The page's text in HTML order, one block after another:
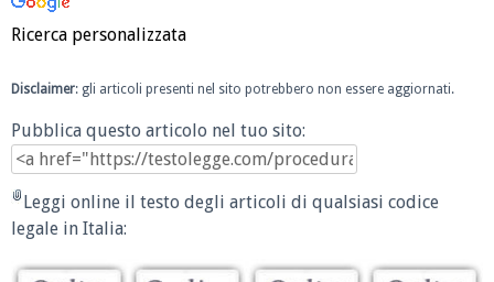
Ricerca personalizzata
Disclaimer: gli articoli presenti nel sito potrebbero non essere aggiornati.
Pubblica questo articolo nel tuo sito:
Leggi online il testo degli articoli di qualsiasi codice
legale in Italia: